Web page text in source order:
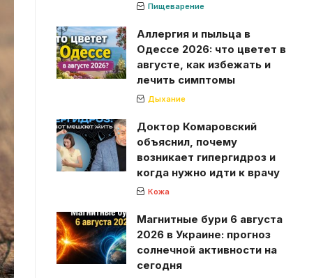
Пищеварение
Аллергия и пыльца в
Одессе 2026: что цветет в
августе, как избежать и
лечить симптомы
Дыхание
Доктор Комаровский
объяснил, почему
возникает гипергидроз и
когда нужно идти к врачу
Кожа
Магнитные бури 6 августа
2026 в Украине: прогноз
солнечной активности на
сегодня